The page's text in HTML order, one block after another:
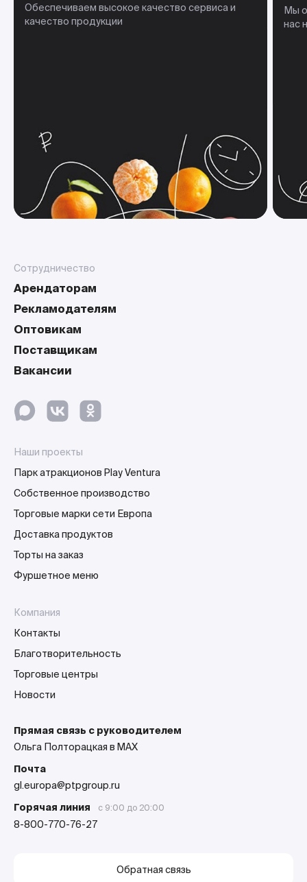
Обеспечиваем высокое качество сервиса и
качество продукции
Мы
нас
Сотрудничество
Арендаторам
Рекламодателям
Оптовикам
Поставщикам
Вакансии
Наши проекты
Парк атракционов Play Ventura
Собственное производство
Торговые марки сети Европа
Доставка продуктов
Торты на заказ
Фуршетное меню
Компания
Контакты
Благотворительность
Торговые центры
Новости
Прямая связь с руководителем
Ольга Полторацкая в MAX
Почта
gl.europa@ptpgroup.ru
Горячая линия
с 9:00 до 20:00
8-800-770-76-27
Обратная связь